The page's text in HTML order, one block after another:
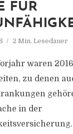
FÜR
2 Min. Lesedauer
waren 2016
zu denen
in der